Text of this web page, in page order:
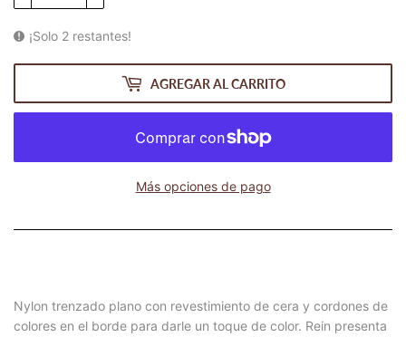
¡Solo 2 restantes!
AGREGAR AL CARRITO
Más opciones de pago
Nylon trenzado plano con revestimiento de cera y cordones de
colores en el borde para darle un toque de color. Rein presenta